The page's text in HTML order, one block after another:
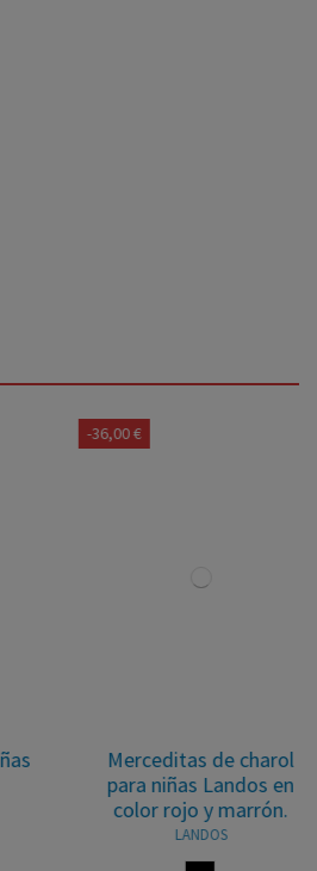
-36,00 €
Merceditas de charol
para niñas Landos en
color rojo y marrón.
LANDOS